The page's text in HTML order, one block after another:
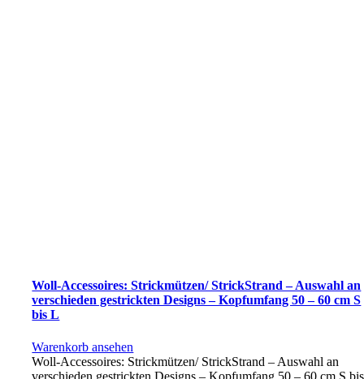
Woll-Accessoires: Strickmützen/ StrickStrand – Auswahl an
verschieden gestrickten Designs – Kopfumfang 50 – 60 cm S
bis L
Warenkorb ansehen
Woll-Accessoires: Strickmützen/ StrickStrand – Auswahl an
verschieden gestrickten Designs – Kopfumfang 50 – 60 cm S bis